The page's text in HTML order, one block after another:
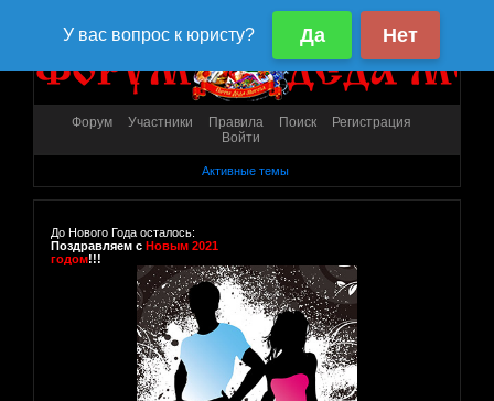
Форум Участники Правила Поиск
Регистрация
Войти
Активные темы
До Нового Года осталось:
Поздравляем с Новым 2021
годом!!!